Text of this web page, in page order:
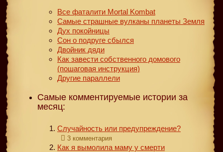
Все фаталити Mortal Kombat
Самые страшные вулканы планеты Земля
Дух покойницы
Сон о подруге сбылся
Двойник дяди
Как завести собственного домового
(пошаговая инструкция)
Другие параллели
Самые комментируемые истории за
месяц:
Случайность или предупреждение?
3 комментария
Как я вымолила маму у смерти